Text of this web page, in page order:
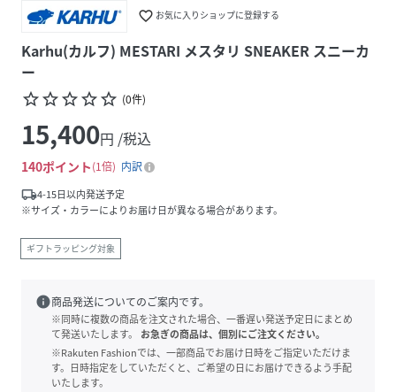
favorite_border お気に入りショップに登録する
Karhu(カルフ) MESTARI メスタリ SNEAKER スニーカ
ー
star_borderstar_borderstar_borderstar_borderstar_border (0件)
15,400円 /税込
140ポイント 1倍
内訳
local_shipping4-15日以内発送予定
※サイズ・カラーによりお届け日が異なる場合があります。
ギフトラッピング対象
info商品発送についてのご案内です。
※同時に複数の商品を注文された場合、一番遅い発送予定日にまとめ
て発送いたします。
お急ぎの商品は、個別にご注文ください。
※Rakuten Fashionでは、一部商品でお届け日時をご指定いただけま
す。日時指定をしていただくと、ご希望の日にお届けできるよう手配
いたします。